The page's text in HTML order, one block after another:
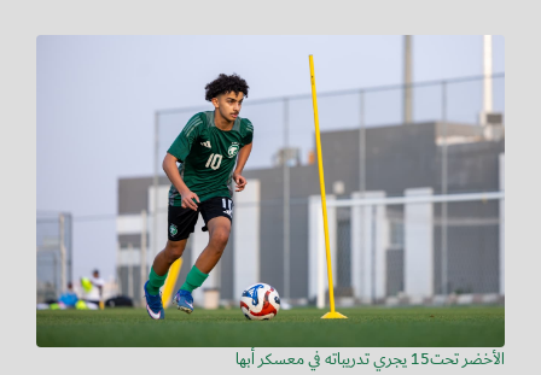
الأخضر تحت15 يجري تدريباته في معسكر أبها